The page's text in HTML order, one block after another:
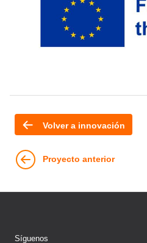
Volver a innovación
Proyecto anterior
Síguenos